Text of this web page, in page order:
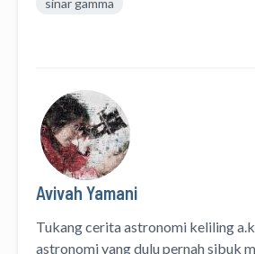
sinar gamma
Avivah Yamani
Tukang cerita astronomi keliling
astronomiyang dulu pernah sibuk